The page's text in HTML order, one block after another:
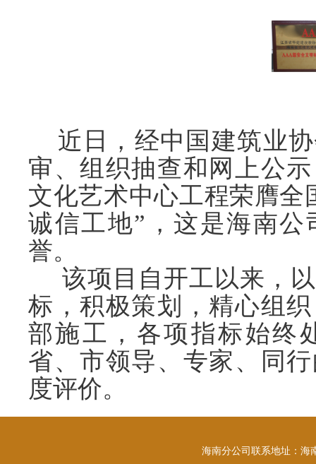
近日，经中国建筑业
审、组织抽查和网上公
文化艺术中心工程荣膺全
诚信工地”，这是海南
誉。
该项目自开工以来，
标，积极策划，精心组
部施工，各项指标始终
省、市领导、专家、同
度评价。
海南分公司联系地址：海